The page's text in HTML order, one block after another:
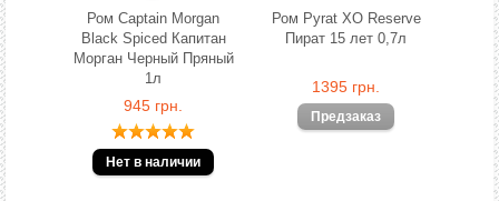
Ром Captain Morgan
Black Spiced Капитан
Морган Черный Пряный
1л
945 грн.
Ром Pyrat XO Reserve
Пират 15 лет 0,7л
1395 грн.